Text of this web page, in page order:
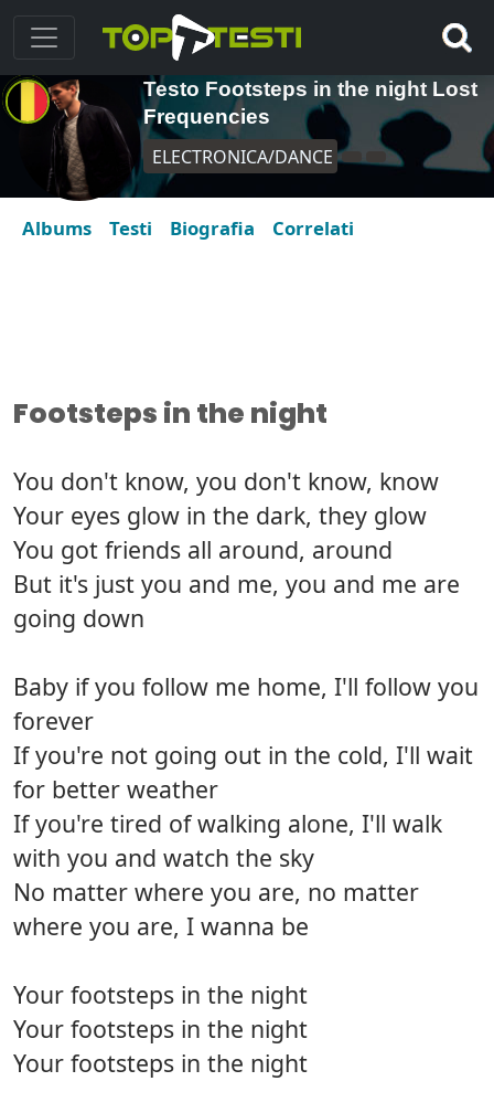
Testo Footsteps in the night Lost
Frequencies
ELECTRONICA/DANCE
Albums Testi Biografia Correlati
Footsteps in the night
You don't know, you don't know, know
Your eyes glow in the dark, they glow
You got friends all around, around
But it's just you and me, you and me are
going down
Baby if you follow me home, I'll follow you
forever
If you're not going out in the cold, I'll wait
for better weather
If you're tired of walking alone, I'll walk
with you and watch the sky
No matter where you are, no matter
where you are, I wanna be
Your footsteps in the night
Your footsteps in the night
Your footsteps in the night